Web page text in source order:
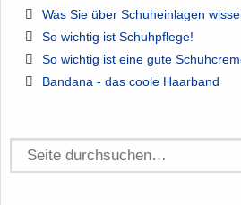
Was Sie über Schuheinlagen
So wichtig ist Schuhpflege!
So wichtig ist eine gute
Bandana - das coole Haarband